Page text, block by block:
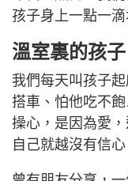
孩子身上一點一滴
溫室裏的孩
我們每天叫孩子
搭車、怕他吃不
操心，是因為愛
自己就越沒有信